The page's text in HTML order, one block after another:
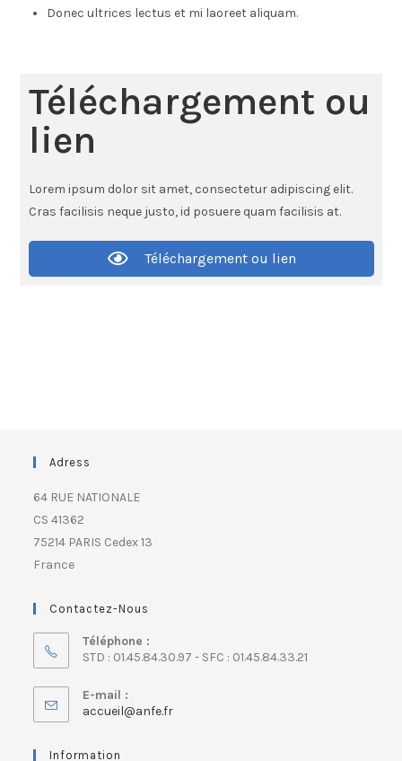
Donec ultrices lectus et mi laoreet aliquam.
Téléchargement ou
lien
Lorem ipsum dolor sit amet, consectetur adipiscing elit.
Cras facilisis neque justo, id posuere quam facilisis at.
Téléchargement ou lien
Adress
64 RUE NATIONALE
CS 41362
75214 PARIS Cedex 13
France
Contactez-Nous
Téléphone :
STD : 01.45.84.30.97 - SFC : 01.45.84.33.21
E-mail :
accueil@anfe.fr
Information